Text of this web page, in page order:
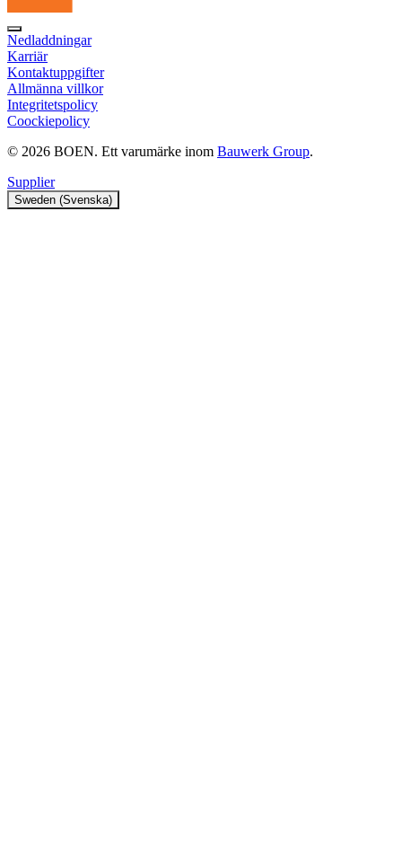
Nedladdningar
Karriär
Kontaktuppgifter
Allmänna villkor
Integritetspolicy
Coockiepolicy
© 2026 BOEN. Ett varumärke inom Bauwerk Group.
Supplier
Sweden (Svenska)